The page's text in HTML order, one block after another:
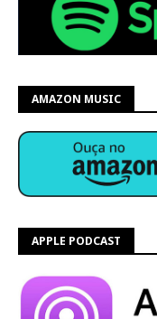
AMAZON MUSIC
APPLE PODCAST